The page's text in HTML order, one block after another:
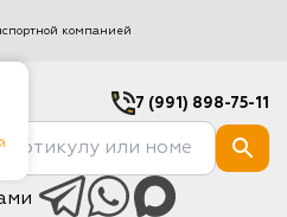
компанией
7 (991) 898-75-11